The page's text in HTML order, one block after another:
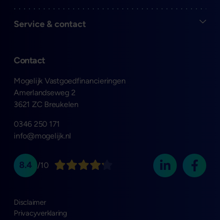
Contact
Mogelijk Vastgoedfinancieringen
Amerlandseweg 2
3621 ZC Breukelen
0346 250 171
info@mogelijk.nl
Open
Service & contact
8.4 /10
Disclaimer
Privacyverklaring